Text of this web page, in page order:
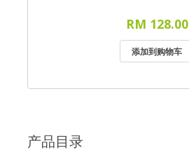
RM 128.00
产品目录